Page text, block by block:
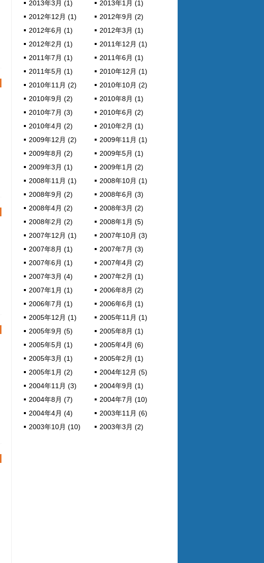
2013年3月 (1)
2013年1月 (1)
2012年12月 (1)
2012年9月 (2)
2012年6月 (1)
2012年3月 (1)
2012年2月 (1)
2011年12月 (1)
2011年7月 (1)
2011年6月 (1)
2011年5月 (1)
2010年12月 (1)
2010年11月 (2)
2010年10月 (2)
2010年9月 (2)
2010年8月 (1)
2010年7月 (3)
2010年6月 (2)
2010年4月 (2)
2010年2月 (1)
2009年12月 (2)
2009年11月 (1)
2009年8月 (2)
2009年5月 (1)
2009年3月 (1)
2009年1月 (2)
2008年11月 (1)
2008年10月 (1)
2008年9月 (2)
2008年6月 (3)
2008年4月 (2)
2008年3月 (2)
2008年2月 (2)
2008年1月 (5)
2007年12月 (1)
2007年10月 (3)
2007年8月 (1)
2007年7月 (3)
2007年6月 (1)
2007年4月 (2)
2007年3月 (4)
2007年2月 (1)
2007年1月 (1)
2006年8月 (2)
2006年7月 (1)
2006年6月 (1)
2005年12月 (1)
2005年11月 (1)
2005年9月 (5)
2005年8月 (1)
2005年5月 (1)
2005年4月 (6)
2005年3月 (1)
2005年2月 (1)
2005年1月 (2)
2004年12月 (5)
2004年11月 (3)
2004年9月 (1)
2004年8月 (7)
2004年7月 (10)
2004年4月 (4)
2003年11月 (6)
2003年10月 (10)
2003年3月 (2)